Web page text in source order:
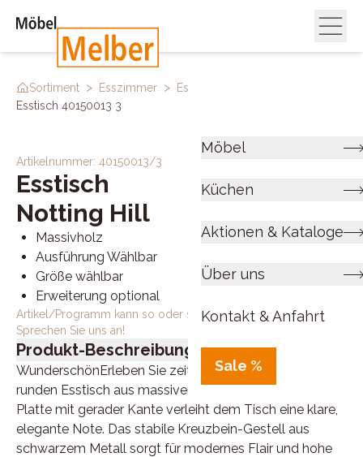
Möbel
Küchen
Aktionen & Kataloge
Über uns
Kontakt & Anfahrt
Sale %
Sortiment > Esszimmer > Esstische
Esstisch 40150013 3
Artikelnummer: 40150013/3
Esstisch
Notting Hill
Massivholz
Ausführung Wählbar
Größe wählbar
Erweiterung optional
Artikel/Programm kann so oder so ähnlich bestellt werden.
Sprechen Sie uns an!
Produkt-Beschreibung
WunderschönErleben Sie zeitloses Design mit unserem
runden Esstisch aus massiver Wildeiche bianco. Die
Platte mit gerader Kante verleiht dem Tisch eine klare,
elegante Note. Das stabile Kreuzbein-Gestell aus
schwarzem Metall sorgt für modernes Flair und hohe